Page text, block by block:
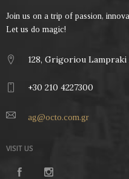
Join us on a trip of passion,
Let us do magic!
128, Grigoriou Lampraki
+30 210 4227300
ag@octo.com.gr
VISIT US